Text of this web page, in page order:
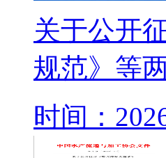
关于公开
规范》等
时间：